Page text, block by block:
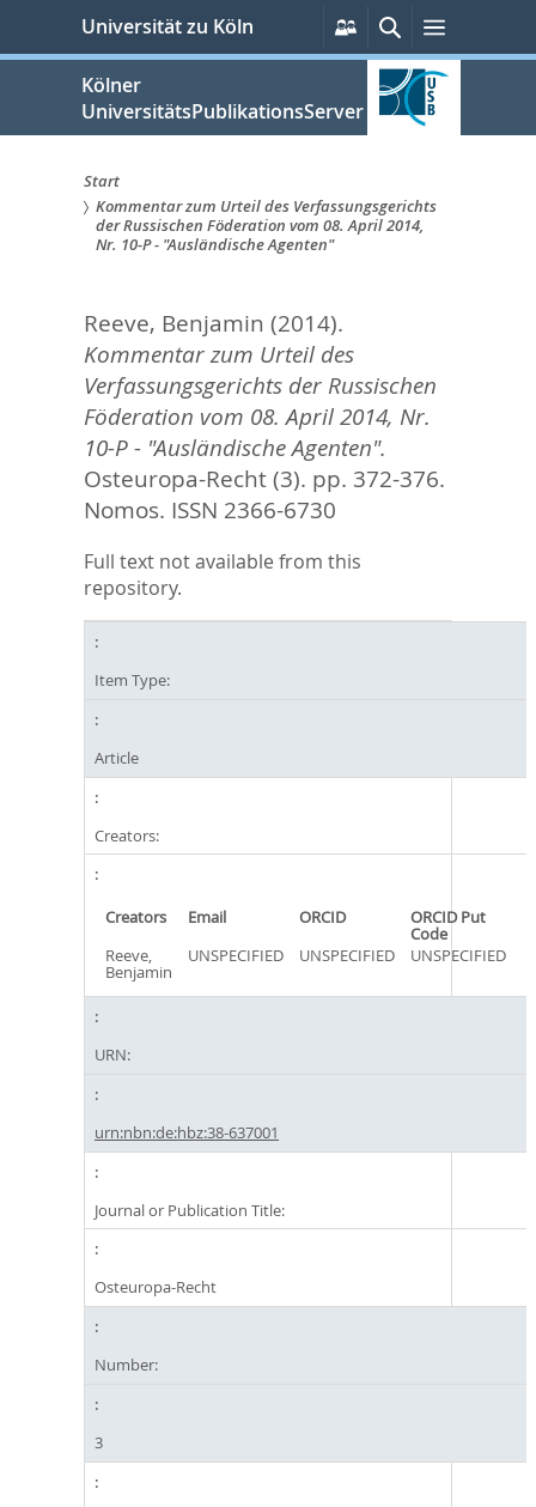
springen
Universität zu Köln
Persönliche
Services
SucheMenü
Kölner
UniversitätsPublikationsServer
Sie
hier:
Start
Kommentar zum Urteil des Verfassungsgerichts
der Russischen Föderation vom 08. April 2014,
Nr. 10-P - "Ausländische Agenten"
Reeve, Benjamin (2014).
Kommentar zum Urteil des
Verfassungsgerichts der Russischen
Föderation vom 08. April 2014, Nr.
10-P - "Ausländische Agenten".
Osteuropa-Recht (3). pp. 372-376.
Nomos. ISSN 2366-6730
Full text not available from this
repository.
Item Type:
Article
Creators:
Creators Email ORCID ORCID Put
Code
Reeve,
Benjamin
UNSPECIFIED UNSPECIFIED UNSPECIFIED
URN:
urn:nbn:de:hbz:38-637001
Journal or Publication Title:
Osteuropa-Recht
Number:
3